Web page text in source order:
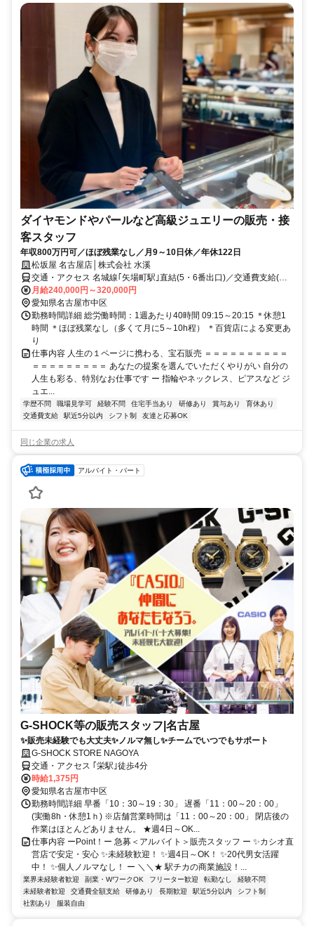
ダイヤモンドやパールなど高級ジュエリーの販売・接
客スタッフ
年収800万円可／ほぼ残業なし／月9～10日休／年休122日
松坂屋 名古屋店│株式会社 水溪
交通・アクセス 名城線｢矢場町駅｣直結(5・6番出口)／交通費支給(規
定)
月給240,000円～320,000円
愛知県名古屋市中区
勤務時間詳細 総労働時間：1週あたり40時間 09:15～20:15 ＊休憩1
時間 ＊ほぼ残業なし（多くて月に5～10h程） ＊百貨店による変更あ
り
仕事内容 人生の１ページに携わる、宝石販売 ＝＝＝＝＝＝＝＝＝＝
＝＝＝＝＝＝＝＝＝ あなたの提案を選んでいただくやりがい 自分の
人生も彩る、特別なお仕事です ー 指輪やネックレス、ピアスなど ジ
ュエ...
学歴不問 職場見学可 経験不問 住宅手当あり 研修あり 賞与あり
育休あり
交通費支給
駅近5分以内 シフト制 友達と応募OK
同じ企業の求人
アルバイト・パート
G-SHOCK等の販売スタッフ|名古屋
✨販売未経験でも大丈夫✨ノルマ無し✨チームでいつでもサポート
G-SHOCK STORE NAGOYA
交通・アクセス ｢栄駅｣徒歩4分
時給1,375円
愛知県名古屋市中区
勤務時間詳細 早番「10：30～19：30」 遅番「11：00～20：00」
(実働8h・休憩1ｈ) ※店舗営業時間は「11：00～20：00」 閉店後の
作業はほとんどありません。 ★週4日～OK...
仕事内容 ーPoint！ー 急募＜アルバイト＞販売スタッフ ー ✨カシオ直
営店で安定・安心 ✨未経験歓迎！ ✨週4日～OK！ ✨20代男女活躍
中！ ✨個人ノルマなし！ ー ＼＼★ 駅チカの商業施設！...
業界未経験者歓迎 副業・WワークOK フリーター歓迎 転勤なし
経験不問
未経験者歓迎
交通費全額支給 研修あり 長期歓迎 駅近5分以内
シフト制
社割あり
服装自由